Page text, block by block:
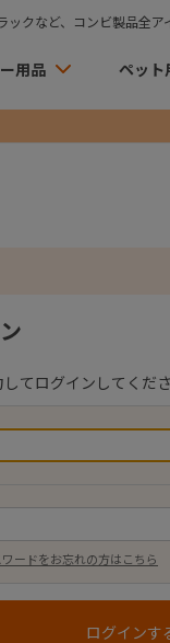
クなど、コンビ製品全ア
用品 ペット
てログインしてくださ
ワードをお忘れの方はこちら